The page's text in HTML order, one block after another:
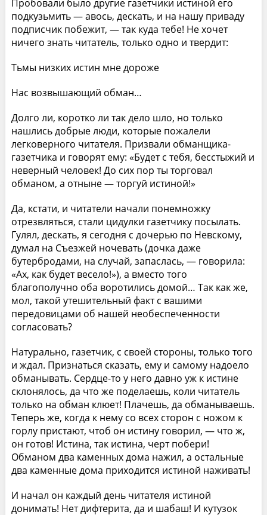
Пробовали было другие газетчики истиной его
подкузьмить — авось, дескать, и на нашу приваду
подписчик побежит, — так куда тебе! Не хочет
ничего знать читатель, только одно и твердит:
Тьмы низких истин мне дороже
Нас возвышающий обман…
Долго ли, коротко ли так дело шло, но только
нашлись добрые люди, которые пожалели
легковерного читателя. Призвали обманщика-
газетчика и говорят ему: «Будет с тебя, бесстыжий и
неверный человек! До сих пор ты торговал
обманом, а отныне — торгуй истиной!»
Да, кстати, и читатели начали понемножку
отрезвляться, стали цидулки газетчику посылать.
Гулял, дескать, я сегодня с дочерью по Невскому,
думал на Съезжей ночевать (дочка даже
бутербродами, на случай, запаслась, — говорила:
«Ах, как будет весело!»), а вместо того
благополучно оба воротились домой… Так как же,
мол, такой утешительный факт с вашими
передовицами об нашей необеспеченности
согласовать?
Натурально, газетчик, с своей стороны, только того
и ждал. Признаться сказать, ему и самому надоело
обманывать. Сердце-то у него давно уж к истине
склонялось, да что же поделаешь, коли читатель
только на обман клюет! Плачешь, да обманываешь.
Теперь же, когда к нему со всех сторон с ножом к
горлу пристают, чтоб он истину говорил, — что ж,
он готов! Истина, так истина, черт побери!
Обманом два каменных дома нажил, а остальные
два каменные дома приходится истиной наживать!
И начал он каждый день читателя истиной
донимать! Нет дифтерита, да и шабаш! И кутузок